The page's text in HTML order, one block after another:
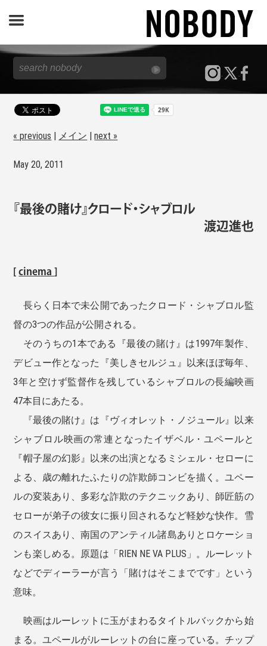
JOURNAL
SPECIAL
REPORT
NOBODY STORE
« previous メイン |next »
May 20, 2011
『最後の賭け』クロード・シャブロル
渡辺進也
[cinema]
長らく日本で未公開であったクロード・シャブロル監
督の3つの作品が公開される。
そのうちの1本である『最後の賭け』は1997年製作、
デビュー作となった『美しきセルジュ』以来ほぼ毎年、
3年と空けず監督作を残しているシャブロルの長編映画
47本目にあたる。
『最後の賭け』は『ヴィオレット・ノジュール』以来
シャブロル映画の常連となったイザベル・ユペールと
『帽子屋の幻影』以来の出演となるミシェル・セローに
よる、歳の離れたふたりの詐欺師コンビを描く。ユペー
ルの変装あり、多彩な詐欺のテクニックあり、師匠筋の
セローが弟子の彼女に振り回されるなど軽妙な快作。雪
のスイスあり、南国のアンティル諸島ありとロケーショ
ンも楽しめる。原題は「RIEN NE VA PLUS」。ルーレット
などでディーラーが言う「賭けはそこまでです」という
意味。
映画はルーレットに玉がまわるタイトルバックから始
まる。ユペールがルーレットの台に座っている。チップ